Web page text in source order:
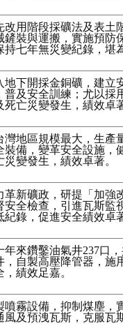
改用階段採礦法及表土
鏟裝與運搬，實施預防
持七年無災變紀錄，堪
地下開採金銅礦，建立
普及安全訓練；尤以採
死亡災變發生，績效卓
灣地區規模最大，生產
裝備，變革安全設施，
災變發生，績效卓著。
革新礦政，研提「加強
安全檢查，引進瓦斯監
紀錄，促進安全績效卓
年來鑽鑿油氣井237口
，自製高壓降管器，施
，績效足嘉。
噴霧設備，抑制煤塵，
風及預洩瓦斯，克服瓦